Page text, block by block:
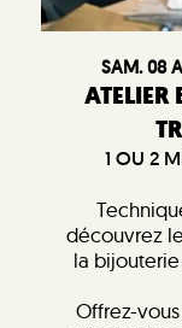
SAM. 08
1 OU 2
découvrez
la
Offrez-